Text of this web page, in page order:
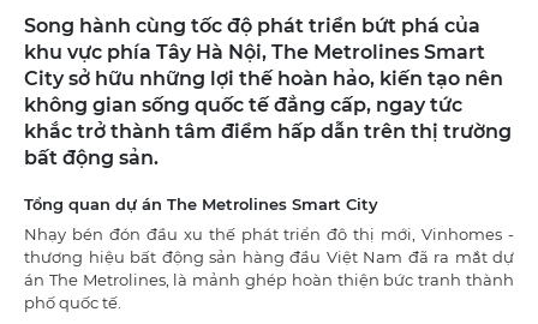
Song hành cùng tốc độ phát triển bứt phá của
khu vực phía Tây Hà Nội, The Metrolines Smart
City sở hữu những lợi thế hoàn hảo, kiến tạo nên
không gian sống quốc tế đẳng cấp, ngay tức
khắc trở thành tâm điểm hấp dẫn trên thị trường
bất động sản.
Tổng quan dự án The Metrolines Smart City
Nhạy bén đón đầu xu thế phát triển đô thị mới, Vinhomes -
thương hiệu bất động sản hàng đầu Việt Nam đã ra mắt dự
án The Metrolines, là mảnh ghép hoàn thiện bức tranh thành
phố quốc tế.